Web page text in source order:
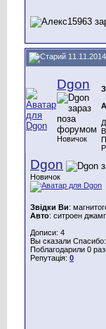
Dgon
Новичок
Dgon
Новичок
Звідки Ви:
Авто: ситроен
Дописи: 4
Вы сказали
Поблагодарили 0
Репутація: 0